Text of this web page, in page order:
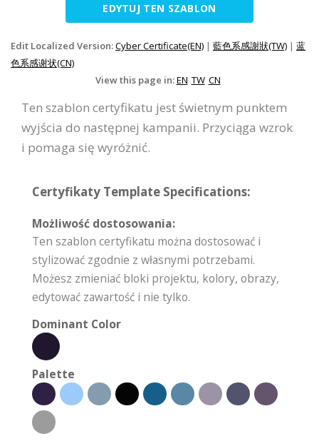
EDYTUJ TEN SZABLON
Edit Localized Version:Cyber Certificate(EN) | 藍色系感謝狀(TW) | 蓝
色系感谢状(CN)
View this page in:EN TW CN
Ten szablon certyfikatu jest świetnym punktem
wyjścia do następnej kampanii. Przyciąga wzrok
i pomaga się wyróżnić.
Certyfikaty Template Specifications:
Możliwość dostosowania:
Ten szablon certyfikatu można dostosować i
stylizować zgodnie z własnymi potrzebami.
Możesz zmieniać bloki projektu, kolory, obrazy,
edytować zawartość i nie tylko.
Dominant Color
Palette